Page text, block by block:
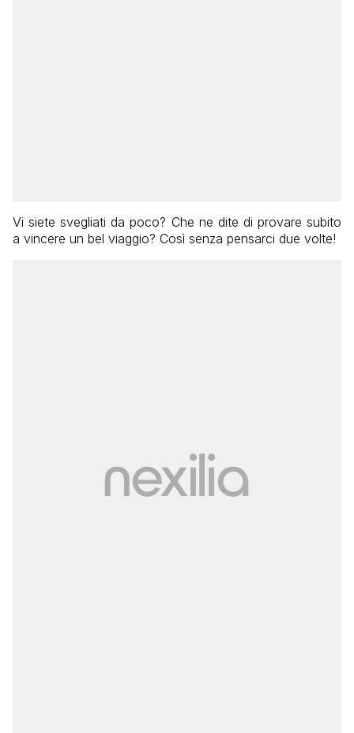
Vi siete svegliati da poco? Che ne dite di provare subito
a vincere un bel viaggio? Così senza pensarci due volte!